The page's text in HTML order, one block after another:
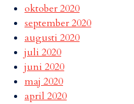
oktober 2020
september 2020
augusti 2020
juli 2020
juni 2020
maj 2020
april 2020